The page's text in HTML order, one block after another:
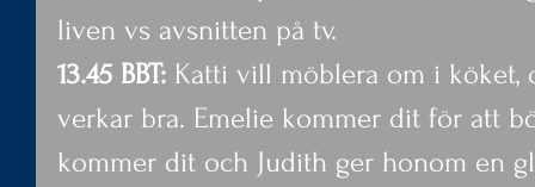
liven vs avsnitten på tv.
13.45 BBT: Katti vill möblera om i
verkar bra. Emelie kommer dit för att
kommer dit och Judith ger honom en